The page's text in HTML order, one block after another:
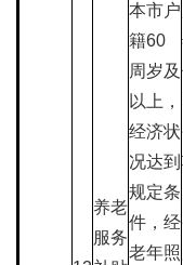
养老
服务
本市户
籍60
周岁及
以上，
经济状
况达到
规定条
件，经
老年照